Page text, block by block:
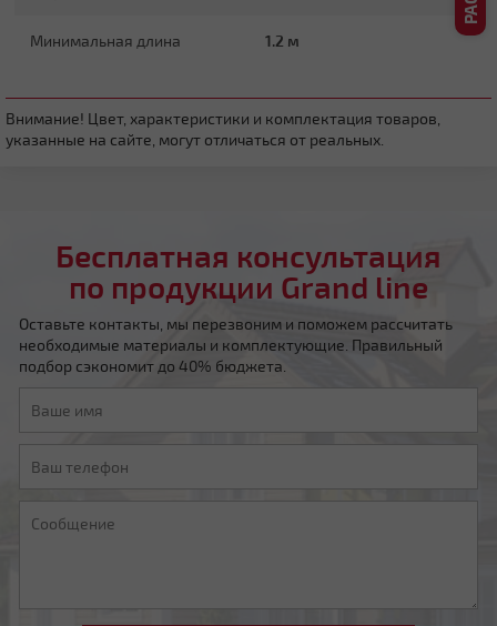
Минимальная длина 1.2 м
Внимание! Цвет, характеристики и комплектация товаров,
указанные на сайте, могут отличаться от реальных.
Бесплатная консультация
по продукции Grand line
Оставьте контакты, мы перезвоним и поможем рассчитать
необходимые материалы и комплектующие. Правильный
подбор сэкономит до 40% бюджета.
Четырехскатная вальмовая
Четырехскатная шатровая